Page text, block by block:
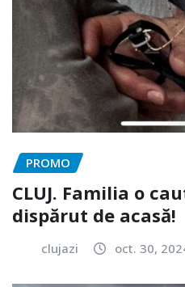
PROMO
CLUJ. Familia o
dispărut de acasă!
clujazi oct. 30,